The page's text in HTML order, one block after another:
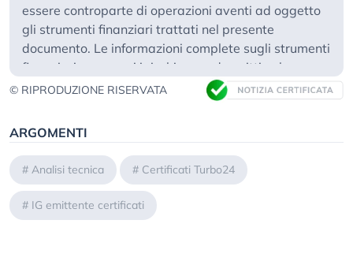
essere controparte di operazioni aventi ad oggetto
gli strumenti finanziari trattati nel presente
documento. Le informazioni complete sugli strumenti
finanziari, compresi i rischi, sono descritti nel
rispettivo prospetto di base, unitamente ad
eventuali supplementi, nonché nelle rispettive
le Condizioni Definitive costituiscono gli unici
documenti di vendita vincolanti per gli strumenti
finanziari. Si raccomanda ai potenziali investitori di
leggere attentamente tali documenti prima di
effettuare qualsiasi decisione d’investimento, al fine
© RIPRODUZIONE RISERVATA
ARGOMENTI
# Analisi tecnica # Certificati Turbo24
# IG emittente certificati